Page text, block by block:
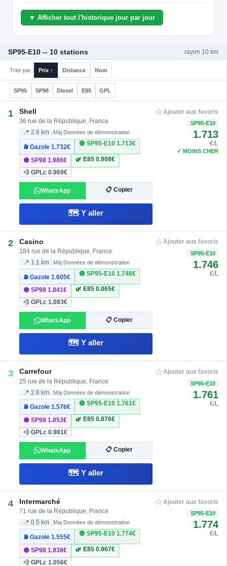
▼ Afficher tout l'historique jour par jour
SP95-E10 -- 10 stations rayon 10 km
Trier par : Prix ↑ Distance Nom
SP95 SP98 Diesel E85 GPL
1 Shell
36 rue de la République, France
📍 2.6 km Màj Données de démonstration
⛽ Gazole1.732€
🔴 SP95-E10 1.713€
🟣 SP981.986€ 🌿 E85 0.908€
💨 GPLc0.969€
WhatsApp 📋 Copier
🗺️ Y aller
☆Ajouter aux favoris
SP95-E10
1.713
€/L
✓ MOINS CHER
2 Casino
184 rue de la République, France
📍 1.1 km Màj Données de démonstration
⛽ Gazole1.605€
🔴 SP95-E10 1.746€
🟣 SP981.841€ 🌿 E85 0.865€
💨 GPLc1.083€
WhatsApp 📋 Copier
🗺️ Y aller
☆Ajouter aux favoris
SP95-E10
1.746
€/L
3 Carrefour
25 rue de la République, France
📍 2.6 km Màj Données de démonstration
⛽ Gazole1.576€
🔴 SP95-E10 1.761€
🟣 SP981.853€ 🌿 E85 0.876€
💨 GPLc0.981€
WhatsApp 📋 Copier
🗺️ Y aller
☆Ajouter aux favoris
SP95-E10
1.761
€/L
4 Intermarché
71 rue de la République, France
📍 0.5 km Màj Données de démonstration
⛽ Gazole1.555€
🔴 SP95-E10 1.774€
🟣 SP981.938€ 🌿 E85 0.967€
💨 GPLc1.056€
☆Ajouter aux favoris
SP95-E10
1.774
€/L